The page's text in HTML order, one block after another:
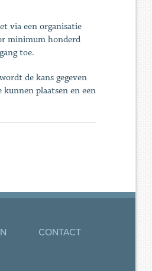
via een organisatie
minimum honderd
toe.
de kans gegeven
plaatsen en een
CONTACT